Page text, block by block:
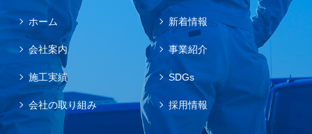
ホーム 新着情報
会社案内 事業紹介
施工実績 SDGs
会社の取り組み 採用情報